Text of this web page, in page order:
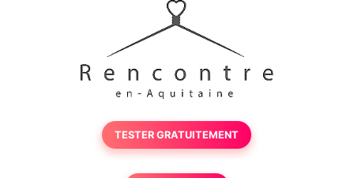
TESTER GRATUITEMENT